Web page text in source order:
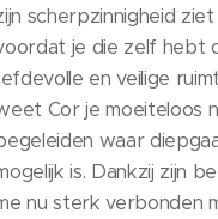
scherpzinnigheid
je die zelf hebt
en veilige
Cor je moeiteloos
waar
is. Dankzij zijn
nu sterk verbonden